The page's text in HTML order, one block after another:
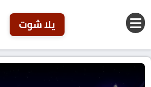
يلا شوت